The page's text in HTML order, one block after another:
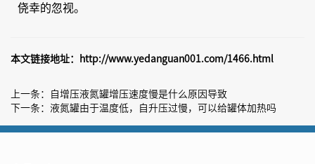
侥幸的忽视。
本文链接地址： http://www.yedanguan001.com/1466.html
上一条：
自增压液氮罐增压速度慢是什么原因导致
下一条： 液氮罐由于温度低，自升压过慢，可以给罐体加热吗